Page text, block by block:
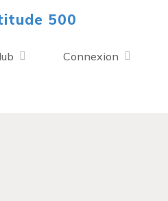
500
Connexion